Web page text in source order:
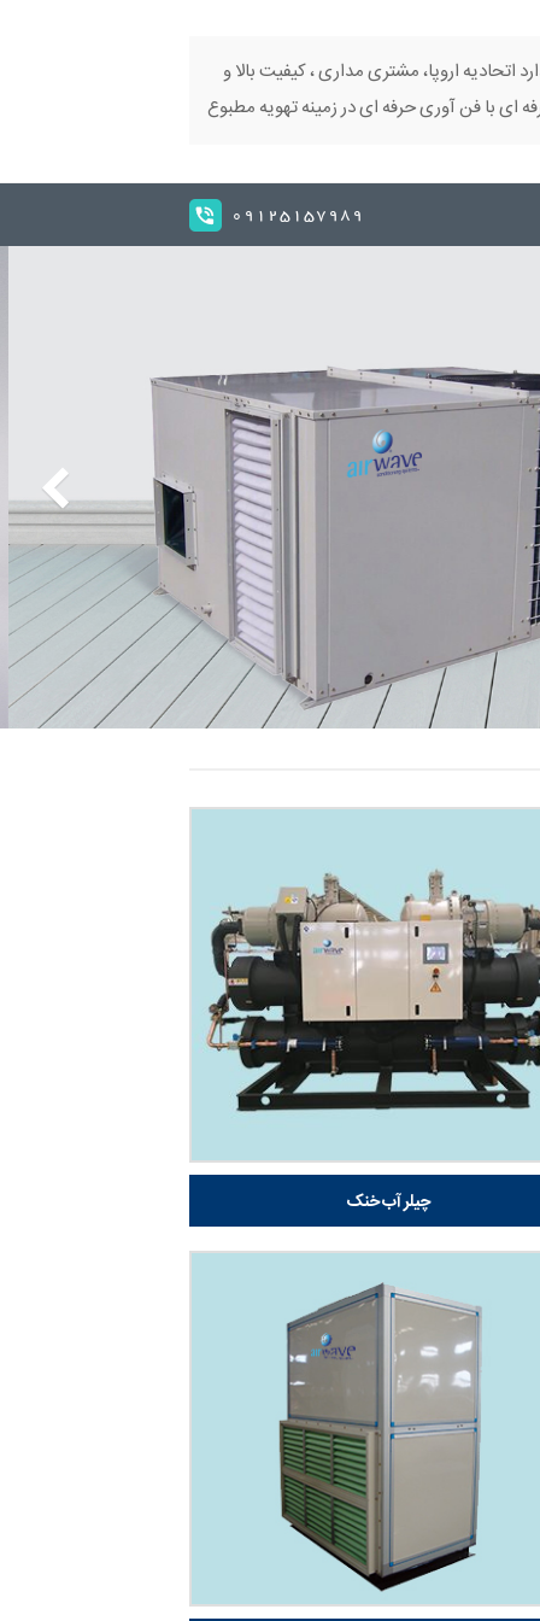
اتحادیه اروپا، مشتری مداری ، کیفیت بالا و
ای با فن آوری حرفه ای در زمینه تهویه مطبوع
09125157989
چیلر آب خنک